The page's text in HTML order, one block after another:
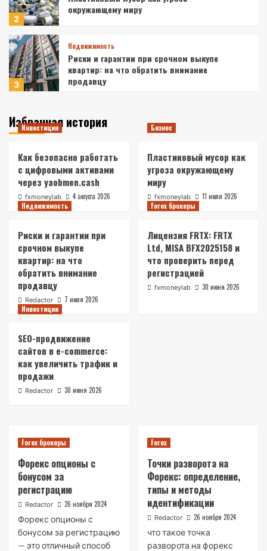
2
окружающему миру
3
Недвижимость
Риски и гарантии при срочном выкупе
квартир: на что обратить внимание
продавцу
Лицензия FRTX: FRTX Ltd, MISA BFX2025158
Инвестиции
SEO-продвижение сайтов в e-commerce: как
увеличить трафик и продажи
Инвестиции
Как безопасно работать с цифровыми
активами через yaobmen.cash
окружающему миру
Риски и гарантии при срочном выкупе
квартир: на что обратить внимание
4
Лицензия FRTX: FRTX Ltd, MISA BFX2025158
и что проверить перед регистрацией
5
Инвестиции
SEO-продвижение сайтов в e-commerce: как
увеличить трафик и продажи
Избранная история
Инвестиции
Как безопасно работать
с цифровыми активами
через yaobmen.cash
fxmoneylab 4 августа 2026
Бизнес
Пластиковый мусор как
угроза окружающему
миру
fxmoneylab
11 июля 2026
Недвижимость
Риски и гарантии при
срочном выкупе
квартир: на что
обратить внимание
продавцу
Redactor 7 июля 2026
Forex брокеры
Лицензия FRTX: FRTX
Ltd, MISA BFX2025158 и
что проверить перед
регистрацией
fxmoneylab 30 июня 2026
Инвестиции
SEO-продвижение
сайтов в e-commerce:
как увеличить трафик и
продажи
Redactor 30 июня 2026
Forex брокеры
Форекс опционы с
бонусом за
регистрацию
Redactor 26 ноября 2024
Форекс опционы с
бонусом за регистрацию
— это отличный способ
Forex
Точки разворота на
Форекс: определение,
типы и методы
идентификации
Redactor 26 ноября 2024
что такое точка
разворота на форекс